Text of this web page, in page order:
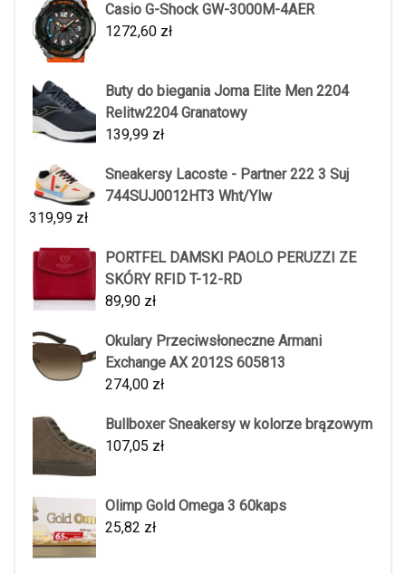
Casio G-Shock GW-3000M-4AER
1272,60 zł
Buty do biegania Joma Elite Men 2204
Relitw2204 Granatowy
139,99 zł
Sneakersy Lacoste - Partner 222 3 Suj
744SUJ0012HT3 Wht/Ylw
319,99 zł
PORTFEL DAMSKI PAOLO PERUZZI ZE
SKÓRY RFID T-12-RD
89,90 zł
Okulary Przeciwsłoneczne Armani
Exchange AX 2012S 605813
274,00 zł
Bullboxer Sneakersy w kolorze brązowym
107,05 zł
Olimp Gold Omega 3 60kaps
25,82 zł